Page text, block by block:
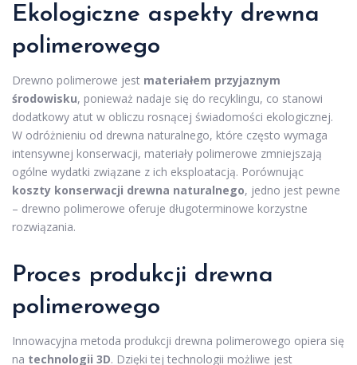
Ekologiczne aspekty drewna
polimerowego
Drewno polimerowe jest materiałem przyjaznym
środowisku, ponieważ nadaje się do recyklingu, co stanowi
dodatkowy atut w obliczu rosnącej świadomości ekologicznej.
W odróżnieniu od drewna naturalnego, które często wymaga
intensywnej konserwacji, materiały polimerowe zmniejszają
ogólne wydatki związane z ich eksploatacją. Porównując
koszty konserwacji drewna naturalnego, jedno jest pewne
– drewno polimerowe oferuje długoterminowe korzystne
rozwiązania.
Proces produkcji drewna
polimerowego
Innowacyjna metoda produkcji drewna polimerowego opiera się
na technologii 3D. Dzięki tej technologii możliwe jest